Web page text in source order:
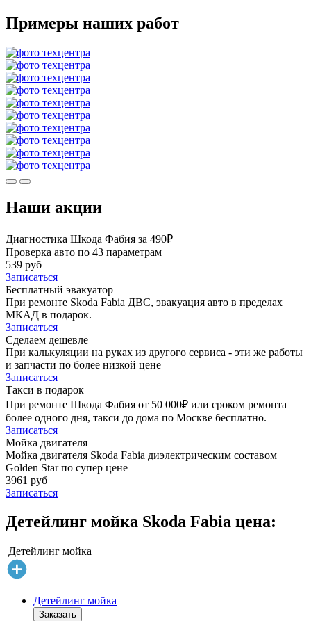
Примеры наших работ
Наши акции
Диагностика Шкода Фабия за 490₽
Проверка авто по 43 параметрам
539 руб
Записаться
Бесплатный эвакуатор
При ремонте Skoda Fabia ДВС, эвакуация авто в пределах
МКАД в подарок.
Записаться
Сделаем дешевле
При калькуляции на руках из другого сервиса - эти же работы
и запчасти по более низкой цене
Записаться
Такси в подарок
При ремонте Шкода Фабия от 50 000₽ или сроком ремонта
более одного дня, такси до дома по Москве бесплатно.
Записаться
Мойка двигателя
Мойка двигателя Skoda Fabia диэлектрическим составом
Golden Star по супер цене
3961 руб
Записаться
Детейлинг мойка Skoda Fabia цена:
Детейлинг мойка
Детейлинг мойка
Заказать